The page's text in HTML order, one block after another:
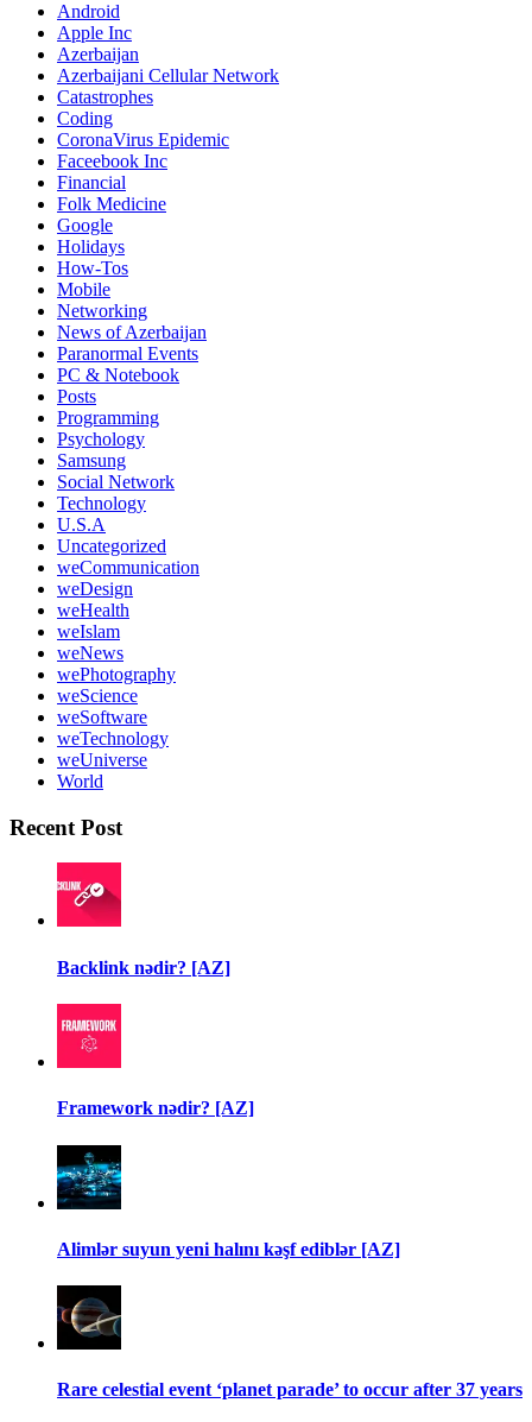
Android
Apple Inc
Azerbaijan
Azerbaijani Cellular Network
Catastrophes
Coding
CoronaVirus Epidemic
Faceebook Inc
Financial
Folk Medicine
Google
Holidays
How-Tos
Mobile
Networking
News of Azerbaijan
Paranormal Events
PC & Notebook
Posts
Programming
Psychology
Samsung
Social Network
Technology
U.S.A
Uncategorized
weCommunication
weDesign
weHealth
weIslam
weNews
wePhotography
weScience
weSoftware
weTechnology
weUniverse
World
Recent Post
Backlink nədir? [AZ]
Framework nədir? [AZ]
Alimlər suyun yeni halını kəşf ediblər [AZ]
Rare celestial event ‘planet parade’ to occur after 37 years